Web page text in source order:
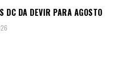
DC DA DEVIR PARA AGOSTO